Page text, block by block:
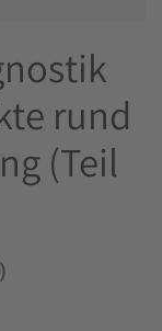
rund
(Teil